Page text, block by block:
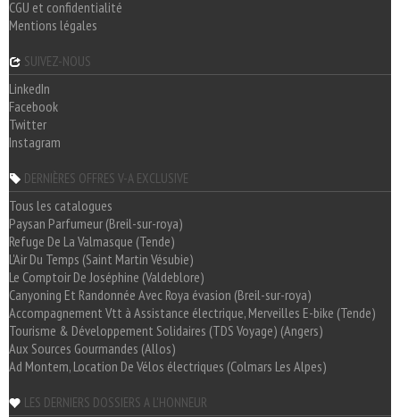
CGU et confidentialité
Mentions légales
SUIVEZ-NOUS
LinkedIn
Facebook
Twitter
Instagram
DERNIÈRES OFFRES V-A EXCLUSIVE
Tous les catalogues
Paysan Parfumeur (Breil-sur-roya)
Refuge De La Valmasque (Tende)
L'Air Du Temps (Saint Martin Vésubie)
Le Comptoir De Joséphine (Valdeblore)
Canyoning Et Randonnée Avec Roya évasion (Breil-sur-roya)
Accompagnement Vtt à Assistance électrique, Merveilles E-bike (Tende)
Tourisme & Développement Solidaires (TDS Voyage) (Angers)
Aux Sources Gourmandes (Allos)
Ad Montem, Location De Vélos électriques (Colmars Les Alpes)
LES DERNIERS DOSSIERS A L'HONNEUR